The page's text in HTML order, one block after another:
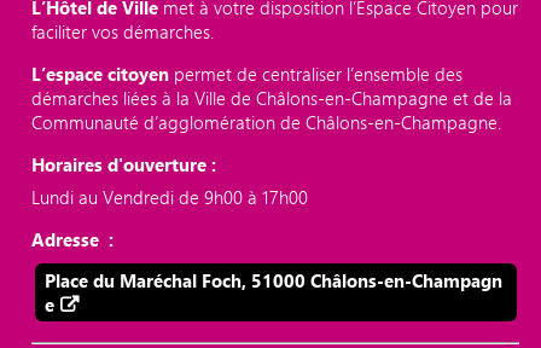
L’Hôtel de Ville met à votre disposition l’Espace Citoyen pour
faciliter vos démarches.
L’espace citoyen permet de centraliser l’ensemble des
démarches liées à la Ville de Châlons-en-Champagne et de la
Communauté d’agglomération de Châlons-en-Champagne.
Horaires d'ouverture :
Lundi au Vendredi de 9h00 à 17h00
Adresse :
Place du Maréchal Foch, 51000 Châlons-en-Champagn
e